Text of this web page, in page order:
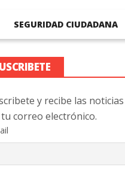
SEGURIDAD CIUDADANA
y recibe las
correo electrónico.